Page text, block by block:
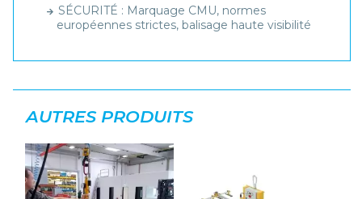
SÉCURITÉ : Marquage CMU, normes
européennes strictes, balisage haute visibilité
AUTRES PRODUITS